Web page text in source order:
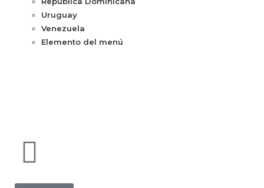
Uruguay
Venezuela
Elemento del menú